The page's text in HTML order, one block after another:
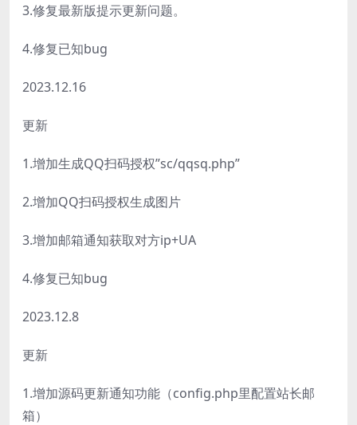
3.修复最新版提示更新问题。
4.修复已知bug
2023.12.16
更新
1.增加生成QQ扫码授权”sc/qqsq.php”
2.增加QQ扫码授权生成图片
3.增加邮箱通知获取对方ip+UA
4.修复已知bug
2023.12.8
更新
1.增加源码更新通知功能（config.php里配置站长邮
箱）